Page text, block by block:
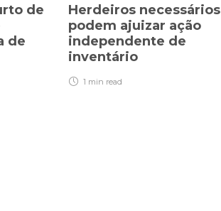
de
de
Herdeiros necessários
podem ajuizar ação
independente de
inventário
1 min read